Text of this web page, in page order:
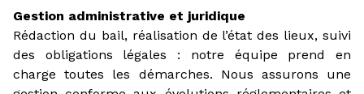
Gestion administrative et juridique
Rédaction du bail, réalisation de l’état des lieux, suivi
des obligations légales : notre équipe prend en
charge toutes les démarches. Nous assurons une